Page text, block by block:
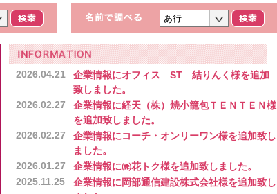
2026.04.21 企業情報にオフィス ST 結りんく様を追加
致しました。
2026.02.27
企業情報に経天（株）焼小籠包ＴＥＮＴＥＮ様
を追加致しました。
2026.02.27
企業情報にコーチ・オンリーワン様を追加致し
ました。
2026.01.27
企業情報に㈱花トク様を追加致しました。
2025.11.25
企業情報に岡部通信建設株式会社様を追加致し